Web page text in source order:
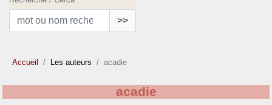
>>
Accueil Les auteurs acadie
acadie